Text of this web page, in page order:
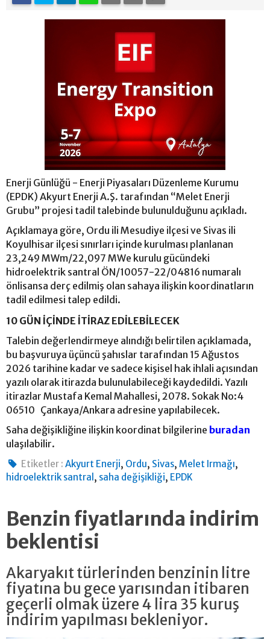
Enerji Günlüğü - Enerji Piyasaları Düzenleme Kurumu
(EPDK) Akyurt Enerji A.Ş. tarafından “Melet Enerji
Grubu” projesi tadil talebinde bulunulduğunu açıkladı.
Açıklamaya göre, Ordu ili Mesudiye ilçesi ve Sivas ili
Koyulhisar ilçesi sınırları içinde kurulması planlanan
23,249 MWm/22,097 MWe kurulu gücündeki
hidroelektrik santral ÖN/10057-22/04816 numaralı
önlisansa derç edilmiş olan sahaya ilişkin koordinatların
tadil edilmesi talep edildi.
10 GÜN İÇİNDE İTİRAZ EDİLEBİLECEK
Talebin değerlendirmeye alındığı belirtilen açıklamada,
bu başvuruya üçüncü şahıslar tarafından 15 Ağustos
2026 tarihine kadar ve sadece kişisel hak ihlali açısından
yazılı olarak itirazda bulunulabileceği kaydedildi. Yazılı
itirazlar Mustafa Kemal Mahallesi, 2078. Sokak No:4
06510 Çankaya/Ankara adresine yapılabilecek.
Saha değişikliğine ilişkin koordinat bilgilerine buradan
ulaşılabilir.
Etiketler : Akyurt Enerji, Ordu, Sivas,Melet Irmağı,
hidroelektrik santral , saha değişikliği, EPDK
Benzin fiyatlarında indirim
beklentisi
Akaryakıt türlerinden benzinin litre
fiyatına bu gece yarısından itibaren
geçerli olmak üzere 4 lira 35 kuruş
indirim yapılması bekleniyor.